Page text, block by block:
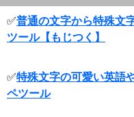
✅普通の文字から特殊文
ツール【もじつく】
✅特殊文字の可愛い英語
ペツール